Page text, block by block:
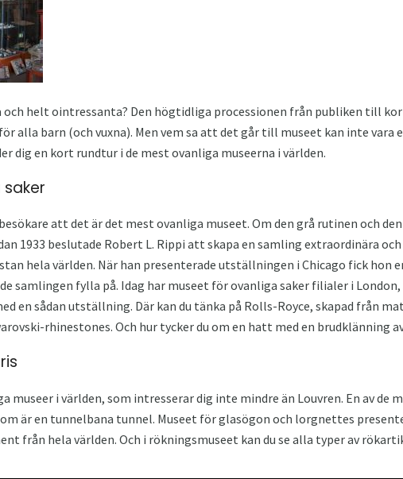
och helt ointressanta? Den högtidliga processionen från publiken till
alla barn (och vuxna). Men vem sa att det går till museet kan inte vara
dig en kort rundtur i de mest ovanliga museerna i världen.
att det är det mest ovanliga museet. Om den grå rutinen och
1933 beslutade Robert L. Rippi att skapa en samling extraordinära och
hela världen. När han presenterade utställningen i Chicago fick hon
samlingen fylla på. Idag har museet för ovanliga saker filialer i London,
en sådan utställning. Där kan du tänka på Rolls-Royce, skapad från
rhinestones. Och hur tycker du om en hatt med en brudklänning
museer i världen, som intresserar dig inte mindre än Louvren. En av de
är en tunnelbana tunnel. Museet för glasögon och lorgnettes
från hela världen. Och i rökningsmuseet kan du se alla typer av